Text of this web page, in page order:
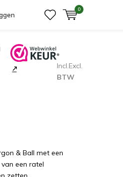
0
Incl.Excl.
BTW
& Ball met een
een ratel